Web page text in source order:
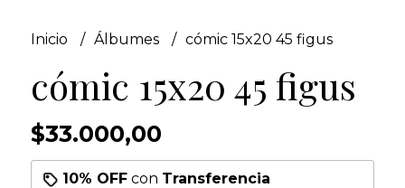
Inicio Álbumes cómic 15x20 45 figus
cómic 15x20 45 figus
$33.000,00
10% OFFcon Transferencia